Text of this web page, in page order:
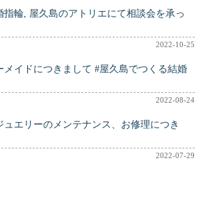
指輪, 屋久島のアトリエにて相談会を承っ
2022-10-25
メイドにつきまして #屋久島でつくる結婚
2022-08-24
ュエリーのメンテナンス、お修理につき
2022-07-29